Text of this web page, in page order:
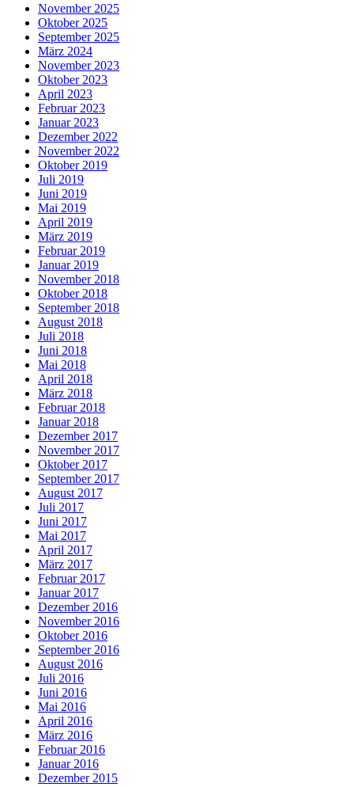
November 2025
Oktober 2025
September 2025
März 2024
November 2023
Oktober 2023
April 2023
Februar 2023
Januar 2023
Dezember 2022
November 2022
Oktober 2019
Juli 2019
Juni 2019
Mai 2019
April 2019
März 2019
Februar 2019
Januar 2019
November 2018
Oktober 2018
September 2018
August 2018
Juli 2018
Juni 2018
Mai 2018
April 2018
März 2018
Februar 2018
Januar 2018
Dezember 2017
November 2017
Oktober 2017
September 2017
August 2017
Juli 2017
Juni 2017
Mai 2017
April 2017
März 2017
Februar 2017
Januar 2017
Dezember 2016
November 2016
Oktober 2016
September 2016
August 2016
Juli 2016
Juni 2016
Mai 2016
April 2016
März 2016
Februar 2016
Januar 2016
Dezember 2015